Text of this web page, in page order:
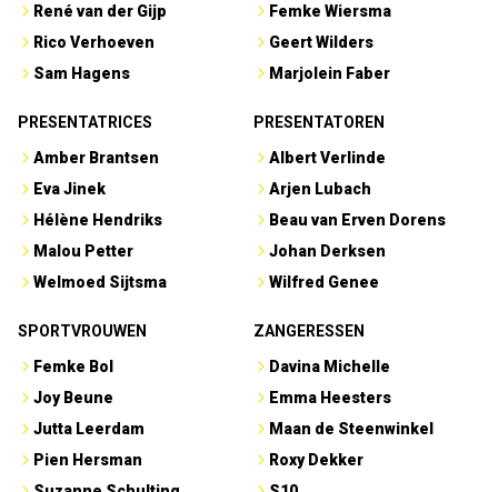
René van der Gijp
Rico Verhoeven
Sam Hagens
Femke Wiersma
Geert Wilders
Marjolein Faber
PRESENTATRICES
Amber Brantsen
Eva Jinek
Hélène Hendriks
Malou Petter
Welmoed Sijtsma
PRESENTATOREN
Albert Verlinde
Arjen Lubach
Beau van Erven Dorens
Johan Derksen
Wilfred Genee
SPORTVROUWEN
Femke Bol
Joy Beune
Jutta Leerdam
Pien Hersman
ZANGERESSEN
Davina Michelle
Emma Heesters
Maan de Steenwinkel
Roxy Dekker